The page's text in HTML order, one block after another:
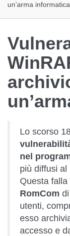
un’arma informatica
Lo scorso
nel
più diffusi al
Questa
RomCom
utenti,
esso
accesso e